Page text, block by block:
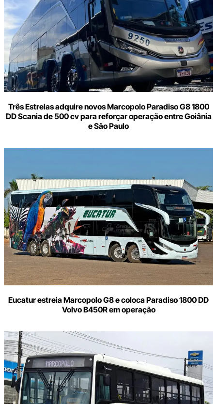
Três Estrelas adquire novos Marcopolo Paradiso G8 1800
DD Scania de 500 cv para reforçar operação entre Goiânia
e São Paulo
Eucatur estreia Marcopolo G8 e coloca Paradiso 1800 DD
Volvo B450R em operação
mail